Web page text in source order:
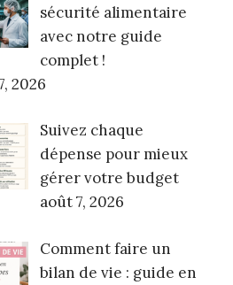
sécurité alimentaire
avec notre guide
complet !
2026
Suivez chaque
dépense pour mieux
gérer votre budget
août 7, 2026
Comment faire un
bilan de vie : guide en